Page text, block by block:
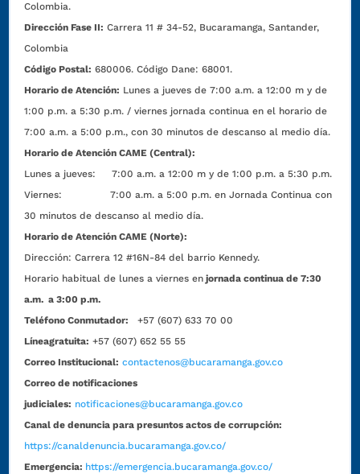
Colombia.
Dirección Fase II: Carrera 11 # 34-52, Bucaramanga, Santander,
Colombia
Código Postal: 680006. Código Dane: 68001.
Horario de Atención: Lunes a jueves de 7:00 a.m. a 12:00 m y de
1:00 p.m. a 5:30 p.m. / viernes jornada continua en el horario de
7:00 a.m. a 5:00 p.m., con 30 minutos de descanso al medio día.
Horario de Atención CAME (Central):
Lunes a jueves: 7:00 a.m. a 12:00 m y de 1:00 p.m. a 5:30 p.m.
Viernes: 7:00 a.m. a 5:00 p.m. en Jornada Continua con
30 minutos de descanso al medio día.
Horario de Atención CAME (Norte):
Dirección:Carrera 12 #16N-84 del barrio Kennedy.
Horario habitual de lunes a viernes en jornada continua de 7:30
a.m. a 3:00 p.m.
Teléfono Conmutador:
+57 (607) 633 70 00
Líneagratuita: +57 (607) 652 55 55
Correo Institucional: contactenos@bucaramanga.gov.co
Correo de notificaciones
judiciales: notificaciones@bucaramanga.gov.co
Canal de denuncia para presuntos actos de corrupción:
https://canaldenuncia.bucaramanga.gov.co/
Emergencia: https://emergencia.bucaramanga.gov.co/